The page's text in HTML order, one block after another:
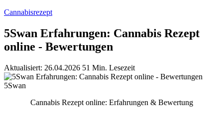
Cannabisrezept
5Swan Erfahrungen: Cannabis Rezept
online - Bewertungen
Aktualisiert: 26.04.2026 51 Min. Lesezeit
5Swan
Cannabis Rezept online: Erfahrungen & Bewertung